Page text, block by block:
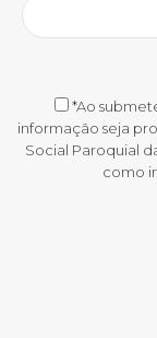
*Ao
informação seja
Social Paroquial
como